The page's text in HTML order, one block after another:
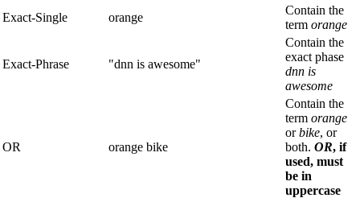
Exact-Single
orange
Contain the
term orange
Exact-Phrase "dnn is awesome"
Contain the
exact phase
dnn is
awesome
OR orange bike
Contain the
term orange
orbike, or
both. OR, if
used, must
be in
uppercase